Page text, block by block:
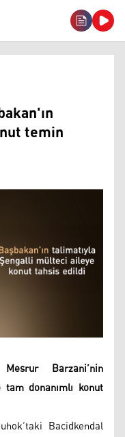
temin
Barzani’nin
donanımlı konut
Bacidkendal